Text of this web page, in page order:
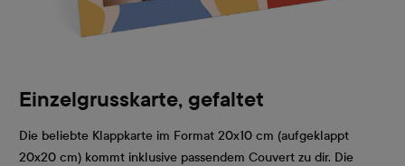
Einzelgrusskarte, gefaltet
Die beliebte Klappkarte im Format 20x10 cm (aufgeklappt
20x20 cm) kommt inklusive passendem Couvert zu dir. Die